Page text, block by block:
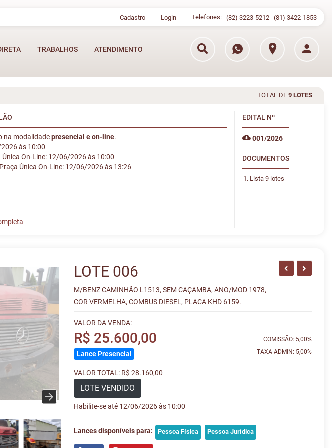
Cadastro Login Telefones: (82) 3223-5212 (81) 3422-1853
TRABALHOS ATENDIMENTO
TOTAL DE 9 LOTES
na modalidadepresencial e on-line.
às 10:00
Única On-Line: 12/06/2026 às 10:00
Única On-Line: 12/06/2026 às 13:26
EDITAL Nº
001/2026
DOCUMENTOS
Lista 9 lotes
LOTE 006
M/BENZ CAMINHÃO L1513, SEM CAÇAMBA, ANO/MOD 1978,
COR VERMELHA, COMBUS DIESEL, PLACA KHD 6159.
VALOR DA VENDA:
R$ 25.600,00
Lance Presencial
VALOR TOTAL: R$ 28.160,00
LOTE VENDIDO
Habilite-se até 12/06/2026 às 10:00
COMISSÃO: 5,00%
TAXA ADMIN: 5,00%
Lances disponíveis para: Pessoa Física Pessoa Jurídica